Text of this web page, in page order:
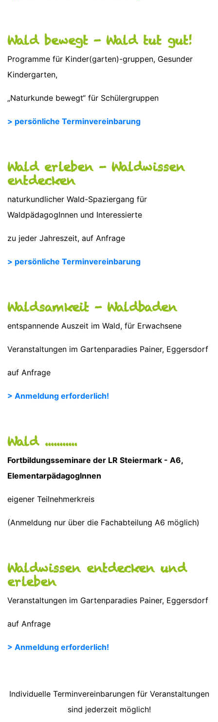
Wald bewegt - Wald tut gut!
Programme für Kinder(garten)-gruppen, Gesunder
Kindergarten,
„Naturkunde bewegt“ für Schülergruppen
> persönliche Terminvereinbarung
Wald erleben - Waldwissen
entdecken
naturkundlicher Wald-Spaziergang für
WaldpädagogInnen und Interessierte
zu jeder Jahreszeit, auf Anfrage
> persönliche Terminvereinbarung
Waldsamkeit - Waldbaden
entspannende Auszeit im Wald, für Erwachsene
Veranstaltungen im Gartenparadies Painer, Eggersdorf
auf Anfrage
> Anmeldung erforderlich!
Wald ...........
Fortbildungsseminare der LR Steiermark - A6,
ElementarpädagogInnen
eigener Teilnehmerkreis
(Anmeldung nur über die Fachabteilung A6 möglich)
Waldwissen entdecken und
erleben
Veranstaltungen im Gartenparadies Painer, Eggersdorf
auf Anfrage
> Anmeldung erforderlich!
Individuelle Terminvereinbarungen für Veranstaltungen
sind jederzeit möglich!